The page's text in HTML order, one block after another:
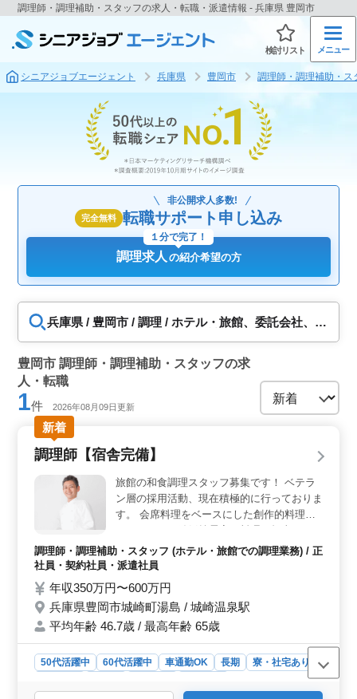
調理師・調理補助・スタッフの求人・転職・派遣情報 - 兵庫県 豊岡市
検討リスト メニュー
シニアジョブエージェント 兵庫県 豊岡市 調理師・調理補助・ス
完全無料
非公開求人多数!
転職サポート申し込み
調理求人 の紹介希望の方
１分で完了！
兵庫県 / 豊岡市 / 調理 / ホテル・旅館、委託会社、食
工場
豊岡市 調理師・調理補助・スタッフの求
人・転職
1件 2026年08月09日更新
新着
調理師【宿舎完備】
旅館の和食調理スタッフ募集です！ ベテラ
ン層の採用活動、現在積極的に行っておりま
す。 会席料理をベースにした創作的料理、
ただきます。 ◯主な業務内容 ・調理 ・盛り
付け ・仕込み ・食器洗浄、清掃 ・厨房業務
研修旅行年１回実施 現在50歳以上のベテラ
ン料理人も活躍中。 今までの経験を活かし
て、厨房で活躍してみませんか？
調理師・調理補助・スタッフ (ホテル・旅館での調理業務) / 正
社員・契約社員・派遣社員
年収350万円〜600万円
兵庫県豊岡市城崎町湯島 / 城崎温泉駅
平均年齢 46.7歳 / 最高年齢 65歳
50代活躍中 60代活躍中 車通勤OK 長期
寮・社宅あり